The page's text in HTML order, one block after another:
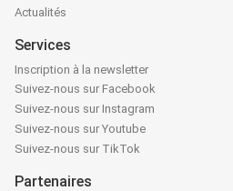
Actualités
Services
Inscription à la newsletter
Suivez-nous sur Facebook
Suivez-nous sur Instagram
Suivez-nous sur Youtube
Suivez-nous sur TikTok
Partenaires